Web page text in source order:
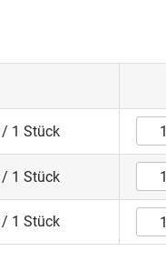
/ 1 Stück
/ 1 Stück
/ 1 Stück